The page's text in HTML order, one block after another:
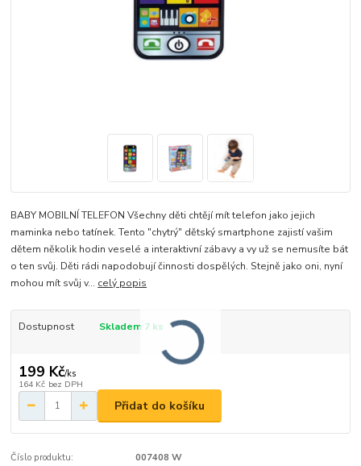
BABY MOBILNÍ TELEFON Všechny děti chtějí mít telefon jako jejich
maminka nebo tatínek. Tento "chytrý" dětský smartphone zajistí vašim
dětem několik hodin veselé a interaktivní zábavy a vy už se nemusíte bát
o ten svůj. Děti rádi napodobují činnosti dospělých. Stejně jako oni, nyní
mohou mít svůj v... celý popis
Dostupnost Skladem 7 ks
199 Kč/ks
164 Kč bez DPH
Přidat do košíku
Číslo produktu: 007408 W